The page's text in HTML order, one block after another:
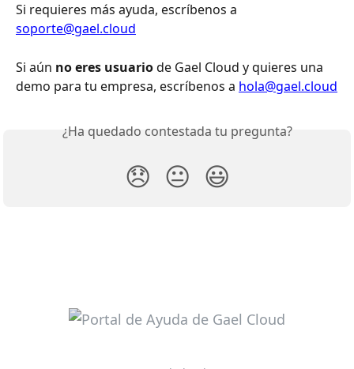
Si requieres más ayuda, escríbenos a
soporte@gael.cloud
Si aún no eres usuario de Gael Cloud y quieres una
demo para tu empresa, escríbenos a hola@gael.cloud
¿Ha quedado contestada tu pregunta?
😞 😐 😃